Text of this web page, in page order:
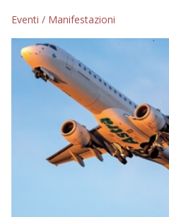
NAUTICA
EDITORIALI
Eventi / Manifestazioni